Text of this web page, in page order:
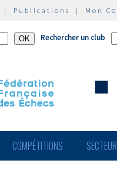
| Publications | Mon
Rechercher un club
COMPÉTITIONS